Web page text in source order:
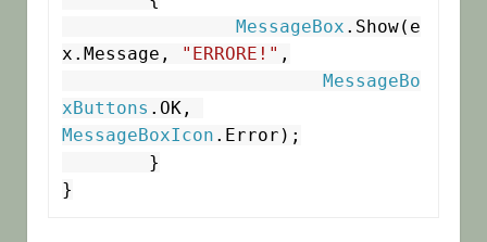
MessageBox .Show(e
x.Message,
"ERRORE!" ,
MessageBo
xButtons
MessageBoxIcon .Error);
}